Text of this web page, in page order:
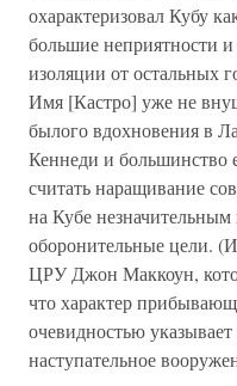
охарактеризовал Кубу
большие неприятности и
изоляции от остальных
Имя [Кастро] уже не
былого вдохновения в
Кеннеди и большинство
считать наращивание
на Кубе
оборонительные цели.
ЦРУ Джон Маккоун,
что характер
очевидностью
наступательное